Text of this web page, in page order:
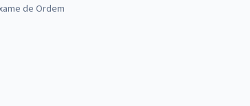
de Ordem